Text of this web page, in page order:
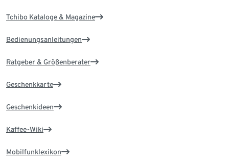
Tchibo Kataloge & Magazine
Bedienungsanleitungen
Ratgeber & Größenberater
Geschenkkarte
Geschenkideen
Kaffee-Wiki
Mobilfunklexikon